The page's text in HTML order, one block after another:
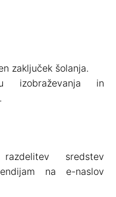
zaključek šolanja.
izobraževanja in
sredstev
na e-naslov